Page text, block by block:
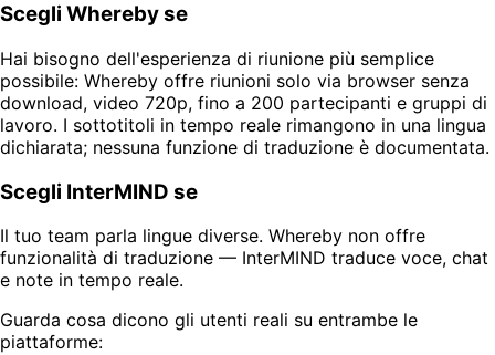
Scegli Whereby se
Hai bisogno dell'esperienza di riunione più semplice
possibile: Whereby offre riunioni solo via browser senza
download, video 720p, fino a 200 partecipanti e gruppi di
lavoro. I sottotitoli in tempo reale rimangono in una lingua
dichiarata; nessuna funzione di traduzione è documentata.
Scegli InterMIND se
Il tuo team parla lingue diverse. Whereby non offre
funzionalità di traduzione — InterMIND traduce voce, chat
e note in tempo reale.
Guarda cosa dicono gli utenti reali su entrambe le
piattaforme: